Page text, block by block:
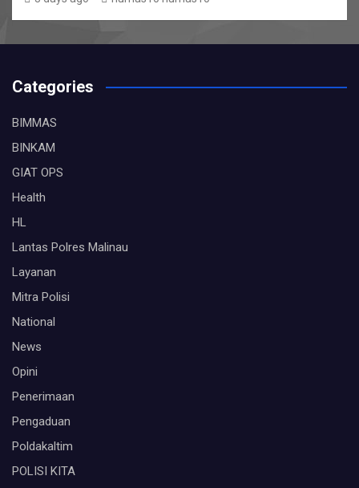
Categories
BIMMAS
BINKAM
GIAT OPS
Health
HL
Lantas Polres Malinau
Layanan
Mitra Polisi
National
News
Opini
Penerimaan
Pengaduan
Poldakaltim
POLISI KITA